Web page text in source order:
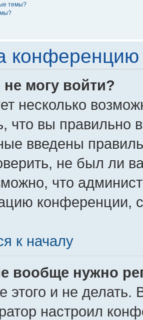
темы?
конференцию
могу войти?
несколько
что вы правильно
введены
не был ли
что
конференции,
к началу
вообще нужно
и не делать.
настроил